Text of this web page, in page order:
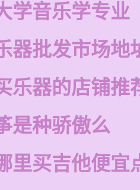
学音乐学专业
器批发市场地
乐器的店铺推
是种骄傲么
里买吉他便宜